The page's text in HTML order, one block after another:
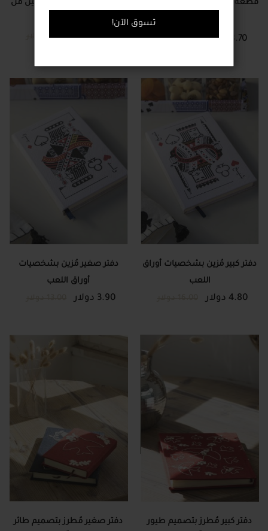
!تسوق الآن
قطعة ديكور منقوشة على شكل
8.70 دولار 29.00 دولار
حقيبة مُطرزة مع مجموعتين من
7.50 دولار 25.00 دولار
دفتر كبير مُزين بشخصيات أوراق
اللعب
4.80 دولار
دفتر صغير مُزين بشخصيات
أوراق اللعب
3.90 دولار
دفتر كبير مُطرز بتصميم طيور
دفتر صغير مُطرز بتصميم طائر